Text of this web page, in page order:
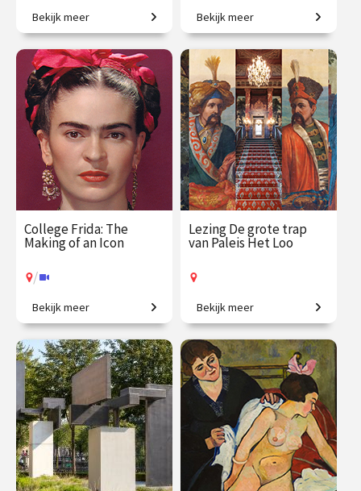
Klimt zoals je hem nog nooit
zag.
€ 29.50
vanaf 17
aug.
Op locatie
Bekijk meer
‘Europa is van Picasso, India
is van mij.’
€ 19.50
vanaf 17
sep.
Online
Bekijk meer
College Frida: The
Making of an Icon
/
Het levensverhaal achter
een wereldberoemd
gezicht.
€ 35.00
vanaf 3
sep.
/ Op locatie of online
Bekijk meer
Lezing De grote trap
van Paleis Het Loo
Een eeuwenoude trap vol
verhalen.
€ 19.50
vanaf 16
aug.
Op locatie
Bekijk meer